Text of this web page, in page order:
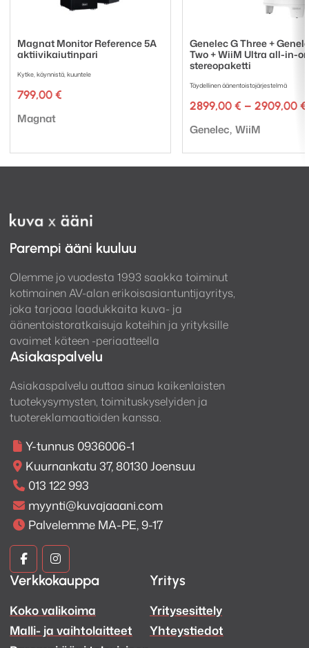
Magnat Monitor Reference 5A
aktiivikaiutinpari
Kytke, käynnistä, kuuntele
799,00 €
Tuotemerkki:
Magnat
Genelec G Three +
Two + WiiM Ultra all-in-
stereopaketti
Täydellinen äänentoistojärjestelmä
2899,00 € – 2909,00 €
Tuotemerkki:
Genelec WiiM
Parempi ääni kuuluu
Olemme jo vuodesta 1993 saakka toiminut
kotimainen AV-alan erikoisasiantuntijayritys,
joka tarjoaa laadukkaita kuva- ja
äänentoistoratkaisuja koteihin ja yrityksille
avaimet käteen -periaatteella
Asiakaspalvelu
Asiakaspalvelu auttaa sinua kaikenlaisten
tuotekysymysten, toimituskyselyiden ja
tuotereklamaatioiden kanssa.
Y-tunnus 0936006-1
Kuurnankatu 37, 80130 Joensuu
013 122 993
myynti@kuvajaaani.com
Palvelemme MA-PE, 9-17
Kuva
ja
Ääni
Facebook
Kuva
ja
Ääni
Instagram
Verkkokauppa
Koko valikoima
Malli- ja vaihtolaitteet
Yritys
Yritysesittely
Yhteystiedot